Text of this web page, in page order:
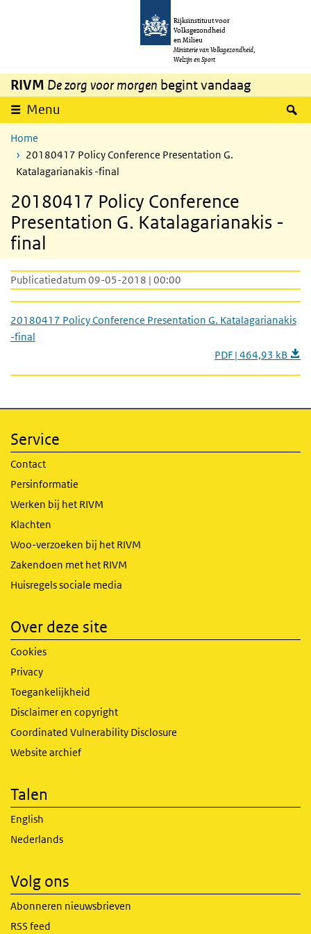
Overslaan en naar de inhoud gaan
Rijksinstituut voor
Volksgezondheid
en Milieu
Ministerie van Volksgezondheid,
Welzijn en Sport
RIVM De zorg voor morgen begint vandaag
Menu
Home
20180417 Policy Conference Presentation G.
Katalagarianakis -final
20180417 Policy Conference
Presentation G. Katalagarianakis -
final
Publicatiedatum 09-05-2018 | 00:00
20180417 Policy Conference Presentation G. Katalagarianakis
-final
PDF | 464,93 kB
Service
Contact
Persinformatie
Werken bij het RIVM
Klachten
Woo-verzoeken bij het RIVM
Zakendoen met het RIVM
Huisregels sociale media
Over deze site
Cookies
Privacy
Toegankelijkheid
Disclaimer en copyright
Coordinated Vulnerability Disclosure
Website archief
Talen
English
Nederlands
Volg ons
Abonneren nieuwsbrieven
RSS feed